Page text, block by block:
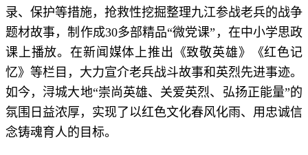
录、保护等措施，抢救性挖掘整理九江参战老兵的战争
题材故事，制作成30多部精品“微党课”，在中小学思政
课上播放。在新闻媒体上推出《致敬英雄》《红色记
忆》等栏目，大力宣介老兵战斗故事和英烈先进事迹。
如今，浔城大地“崇尚英雄、关爱英烈、弘扬正能量”的
氛围日益浓厚，实现了以红色文化春风化雨、用忠诚信
念铸魂育人的目标。